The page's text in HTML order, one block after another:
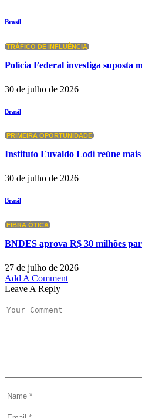
Brasil
TRÁFICO DE INFLUÊNCIA
Polícia Federal investiga suposta
30 de julho de 2026
Brasil
PRIMEIRA OPORTUNIDADE
Instituto Euvaldo Lodi reúne mais
30 de julho de 2026
Brasil
FIBRA ÓTICA
BNDES aprova R$ 30 milhões
27 de julho de 2026
Add A Comment
Leave A Reply